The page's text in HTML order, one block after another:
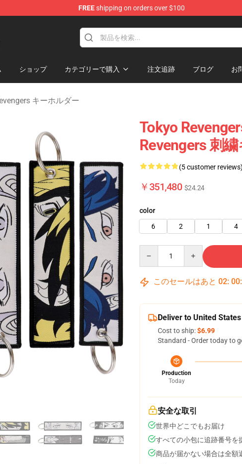
FREEshipping on orders over $100
ショップ カテゴリーで購入 注文追跡 ブログ お
キーホルダー
Tokyo
Revengers 刺
(5 customer
￥351,480 $24.24
color
6
2 1 4
このセールはあと 02: 00
Deliver to United States
Cost to ship:$6.99
Standard - Order today to
Production
Today
安全な取引
世界中どこでもお届け
すべての小包に追跡番号を
商品が届かない場合は全額